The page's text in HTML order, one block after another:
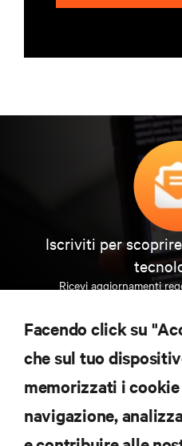
Iscriviti per
Ricevi aggiornamenti
data center e
Facendo click su
che sul tuo
memorizzati i
navigazione,